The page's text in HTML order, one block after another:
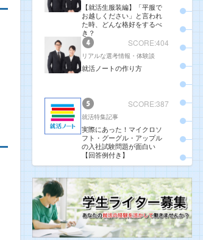
【就活生服装編】「平服で
お越しください」と言われ
た時、どんな格好をするべ
き？
SCORE:404
リアルな選考情報・体験談
就活ノートの作り方
SCORE:387
就活特集記事
実際にあった！マイクロソ
フト・グーグル・アップル
の入社試験問題が面白い
【回答例付き】